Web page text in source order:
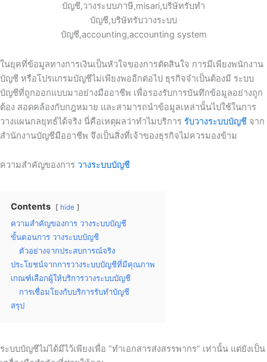
ในยุคที่ข้อมูลทางการเงินเป็นหัวใจของการตัดสินใจ การมีเพียงพนักงาน
บัญชี หรือโปรแกรมบัญชีไม่เพียงพออีกต่อไป ธุรกิจจำเป็นต้องมี ระบบ
บัญชีที่ถูกออกแบบมาอย่างมืออาชีพ เพื่อรองรับการบันทึกข้อมูลอย่างถูก
ต้อง สอดคล้องกับกฎหมาย และสามารถนำข้อมูลเหล่านั้นไปใช้ในการ
วางแผนกลยุทธ์ได้จริง นี่คือเหตุผลว่าทำไมบริการ รับวางระบบบัญชี จาก
สำนักงานบัญชีมืออาชีพ จึงเป็นสิ่งที่เจ้าของธุรกิจไม่ควรมองข้าม
ความสำคัญของการ วางระบบบัญชี
Contents hide
ความสำคัญของการ วางระบบบัญชี
ขั้นตอนการ วางระบบบัญชี
ตัวอย่างจากประสบการณ์จริง
ประโยชน์จากการวางระบบบัญชีที่มีคุณภาพ
เกณฑ์เลือกผู้ให้บริการวางระบบบัญชี
การเชื่อมโยงกับบริการรับทำบัญชี
สรุป
ระบบบัญชีไม่ได้มีไว้เพียงเพื่อ “ทำเอกสารส่งสรรพากร” เท่านั้น แต่ยังเป็น